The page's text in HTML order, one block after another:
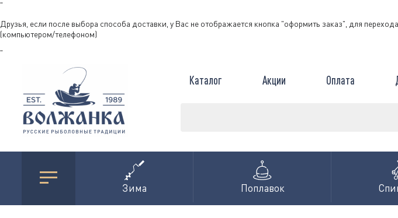
"
Друзья, если после выбора способа доставки, у Вас не отображается кнопка "оформить заказ", для
(компьютером/телефоном)
"
Каталог Акции Оплата
Зима Поплавок